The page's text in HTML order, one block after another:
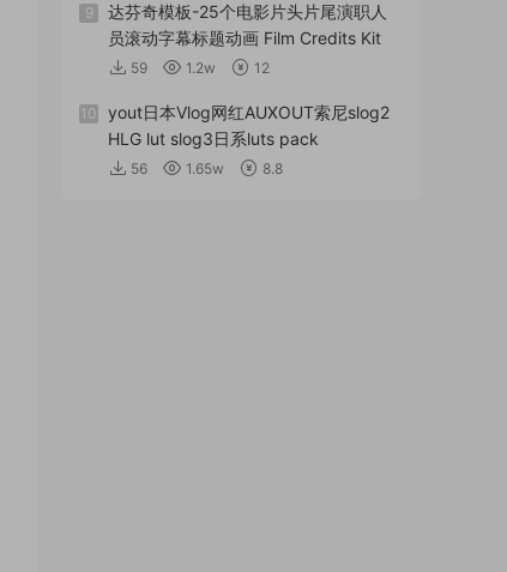
9
达芬奇模板-25个电影片头片尾演职人
员滚动字幕标题动画 Film Credits Kit
59 1.2w 12
10
yout日本Vlog网红AUXOUT索尼slog2
HLG lut slog3日系luts pack
56 1.65w 8.8